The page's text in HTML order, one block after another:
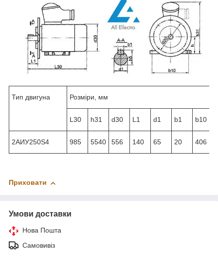
Тип двигуна Розміри, мм
L30 h31 d30 L1 d1 b1 b10
2АИУ250Ѕ4 985 5540 556 140 65 20 406
Приховати
Умови доставки
Нова Пошта
Самовивіз